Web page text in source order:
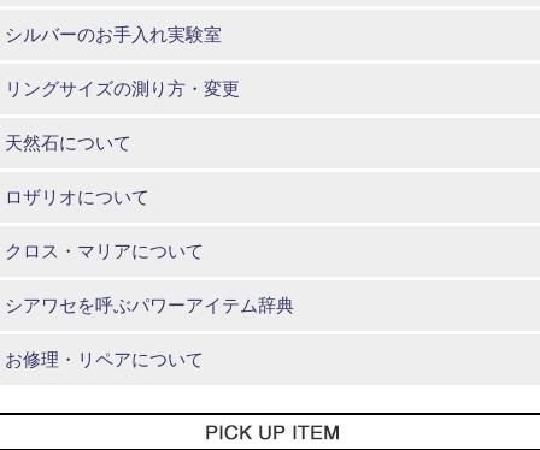
シルバーのお手入れ実験室
リングサイズの測り方・変更
天然石について
ロザリオについて
クロス・マリアについて
シアワセを呼ぶパワーアイテム辞典
お修理・リペアについて